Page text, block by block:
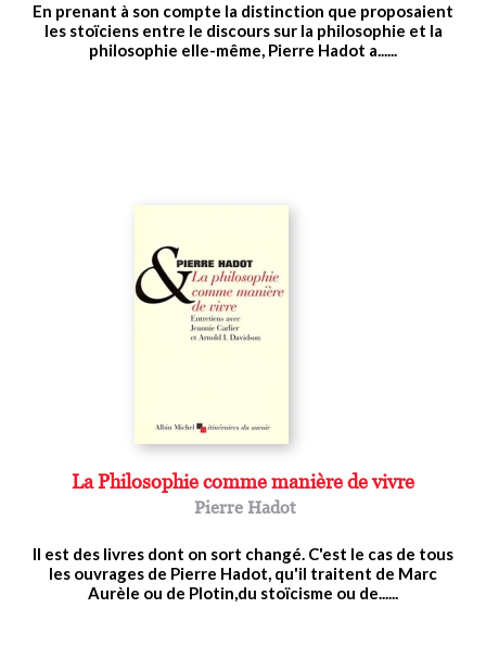
En prenant à son compte la distinction que proposaient
les stoïciens entre le discours sur la philosophie et la
philosophie elle-même, Pierre Hadot a......
La Philosophie comme manière de vivre
Pierre Hadot
Il est des livres dont on sort changé. C'est le cas de tous
les ouvrages de Pierre Hadot, qu'il traitent de Marc
Aurèle ou de Plotin,du stoïcisme ou de......